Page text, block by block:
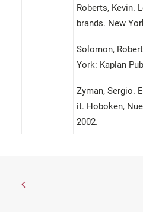
Roberts, Kevin.
brands. New
Solomon,
York: Kaplan
Zyman, Sergio.
it. Hoboken,
2002.